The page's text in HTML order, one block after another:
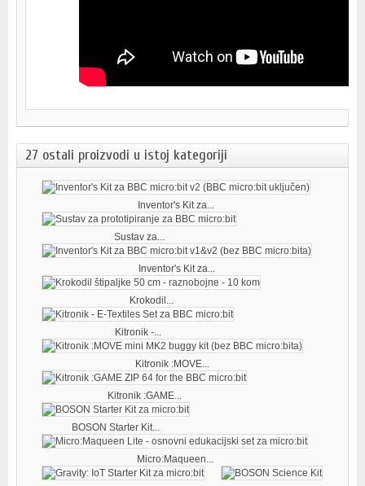
27 ostali proizvodi u istoj kategoriji
Inventor's Kit za...
Sustav za...
Inventor's Kit za...
Krokodil...
Kitronik -...
Kitronik :MOVE...
Kitronik :GAME...
BOSON Starter Kit...
Micro:Maqueen...